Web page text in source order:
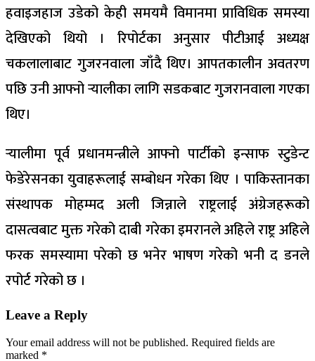
हवाइजहाज उडेको केही समयमै विमानमा प्राविधिक समस्या
देखिएको थियो । रिपोर्टका अनुसार पीटीआई अध्यक्ष
चकलालाबाट गुजरनवाला जाँदै थिए। आपतकालीन अवतरण
पछि उनी आफ्नो र्‍यालीका लागि सडकबाट गुजरानवाला गएका
थिए।
र्‍यालीमा पूर्व प्रधानमन्त्रीले आफ्नो पार्टीको इन्साफ स्टुडेन्ट
फेडेरेसनका युवाहरूलाई सम्बोधन गरेका थिए । पाकिस्तानका
संस्थापक मोहम्मद अली जिन्नाले राष्ट्रलाई अंग्रेजहरूको
दासत्वबाट मुक्त गरेको दाबी गरेका इमरानले अहिले राष्ट्र अहिले
फरक समस्यामा परेको छ भनेर भाषण गरेको भनी द डनले
रपोर्ट गरेको छ ।
Leave a Reply
Your email address will not be published. Required fields are
marked *